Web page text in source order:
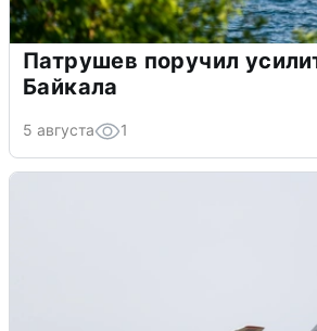
Патрушев поручил
Байкала
5 августа 1